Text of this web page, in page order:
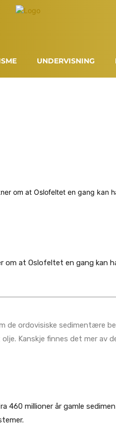
UNDERVISNING
om at Oslofeltet en gang kan
om at Oslofeltet en gang kan
de ordovisiske sedimentære
Kanskje finnes det mer av
460 millioner år gamle